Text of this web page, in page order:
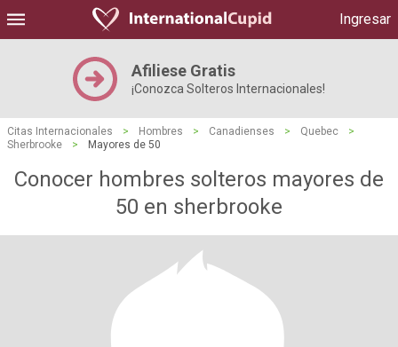
Ingresar
Afiliese Gratis
¡Conozca Solteros Internacionales!
Citas Internacionales > Hombres > Canadienses > Quebec
>
Sherbrooke
> Mayores de 50
Conocer hombres solteros mayores de
50 en sherbrooke